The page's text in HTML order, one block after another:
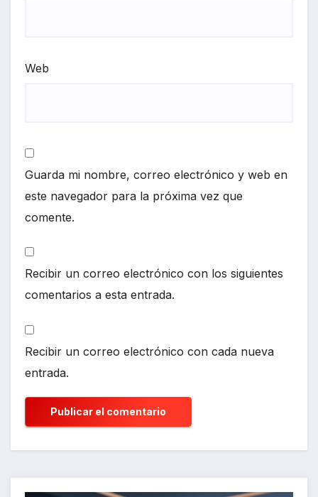
Web
Guarda mi nombre, correo electrónico y web en
este navegador para la próxima vez que
comente.
Recibir un correo electrónico con los siguientes
comentarios a esta entrada.
Recibir un correo electrónico con cada nueva
entrada.